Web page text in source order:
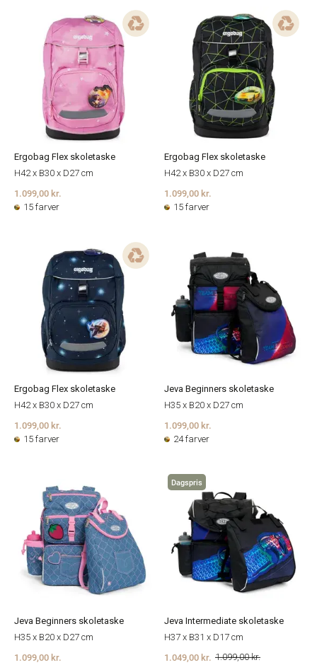
Ergobag Flex skoletaske
H42 x B30 x D27 cm
1.099,00 kr.
15 farver
Ergobag Flex skoletaske
H42 x B30 x D27 cm
1.099,00 kr.
15 farver
Ergobag Flex skoletaske
H42 x B30 x D27 cm
1.099,00 kr.
15 farver
Jeva Beginners skoletaske
H35 x B20 x D27 cm
1.099,00 kr.
24 farver
Jeva Beginners skoletaske
H35 x B20 x D27 cm
1.099,00 kr.
Dagspris
Jeva Intermediate skoletaske
H37 x B31 x D17 cm
1.099,00 kr.
1.049,00 kr.